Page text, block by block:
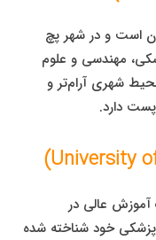
است و در شهر پچ
مهندسی و علوم
شهری آرام‌تر و
دارد.
آموزش عالی در
خود شناخته شده